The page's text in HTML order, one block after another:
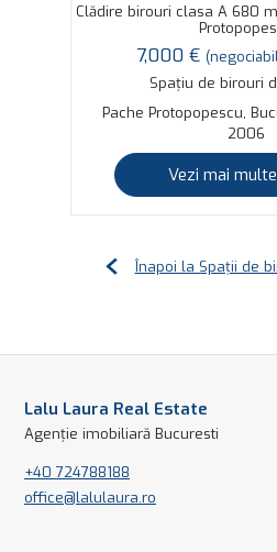
Clădire birouri clasa A 680
7,000 €
Spațiu de birouri
Pache Protopopescu,
2006
Vezi mai
Înapoi la Spații de
Lalu Laura Real Estate
Agenție imobiliară Bucuresti
+40 724788188
office@lalulaura.ro